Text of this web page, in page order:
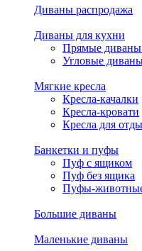
Диваны распродажа
Диваны для кухни
Прямые диваны
Угловые
Мягкие кресла
Кресла-качалки
Кресла-кровати
Кресла для
Банкетки и пуфы
Пуф с ящиком
Пуф без ящика
Пуфы-
Большие диваны
Маленькие диваны